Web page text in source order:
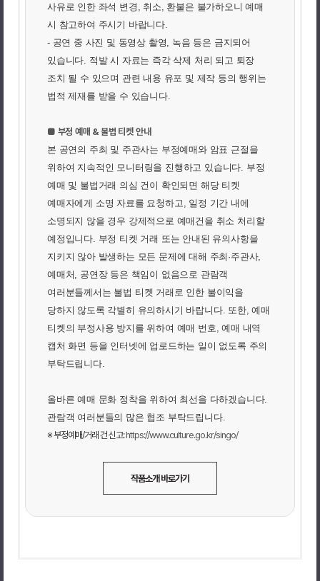
사유로 인한 좌석 변경, 취소, 환불은 불가하오니 예매
시 참고하여 주시기 바랍니다.
- 공연 중 사진 및 동영상 촬영, 녹음 등은 금지되어
있습니다. 적발 시 자료는 즉각 삭제 처리 되고 퇴장
조치 될 수 있으며 관련 내용 유포 및 제작 등의 행위는
법적 제재를 받을 수 있습니다.
■ 부정 예매 & 불법 티켓 안내
본 공연의 주최 및 주관사는 부정예매와 암표 근절을
위하여 지속적인 모니터링을 진행하고 있습니다. 부정
예매 및 불법거래 의심 건이 확인되면 해당 티켓
예매자에게 소명 자료를 요청하고, 일정 기간 내에
소명되지 않을 경우 강제적으로 예매건을 취소 처리할
예정입니다. 부정 티켓 거래 또는 안내된 유의사항을
지키지 않아 발생하는 모든 문제에 대해 주최·주관사,
예매처, 공연장 등은 책임이 없음으로 관람객
여러분들께서는 불법 티켓 거래로 인한 불이익을
당하지 않도록 각별히 유의하시기 바랍니다. 또한, 예매
티켓의 부정사용 방지를 위하여 예매 번호, 예매 내역
캡처 화면 등을 인터넷에 업로드하는 일이 없도록 주의
부탁드립니다.
올바른 예매 문화 정착을 위하여 최선을 다하겠습니다.
관람객 여러분들의 많은 협조 부탁드립니다.
※ 부정예매/거래 건 신고:https://www.culture.go.kr/singo/
작품소개 바로가기